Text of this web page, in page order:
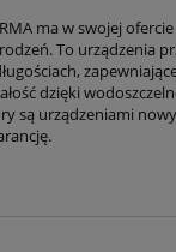
ma w swojej
To urządzenia
dzięki
są urządzeniami